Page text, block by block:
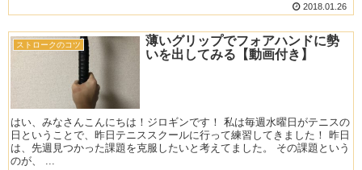
2018.01.26
ストロークのコツ
薄いグリップでフォアハンドに勢
いを出してみる【動画付き】
はい、みなさんこんにちは！ジロギンです！ 私は毎週水曜日がテニスの
日ということで、昨日テニススクールに行って練習してきました！ 昨日
は、先週見つかった課題を克服したいと考えてました。 その課題という
のが、 ...